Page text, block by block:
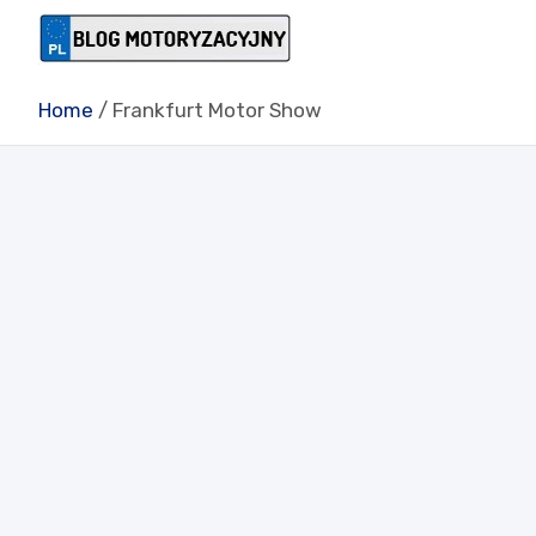
Blog
Home Frankfurt Motor Show